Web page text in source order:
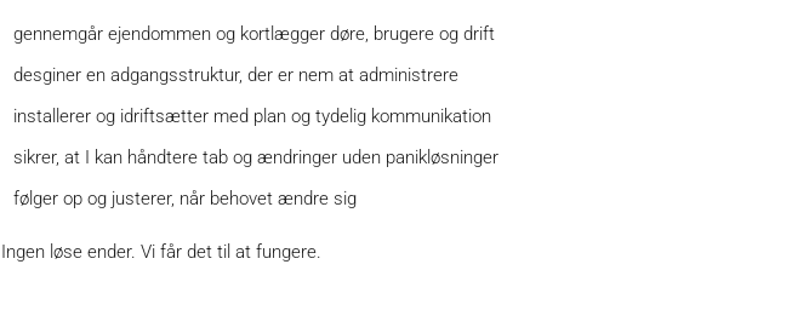
gennemgår ejendommen og kortlægger døre, brugere og drift
desginer en adgangsstruktur, der er nem at administrere
installerer og idriftsætter med plan og tydelig kommunikation
sikrer, at I kan håndtere tab og ændringer uden panikløsninger
følger op og justerer, når behovet ændre sig
Ingen løse ender. Vi får det til at fungere.